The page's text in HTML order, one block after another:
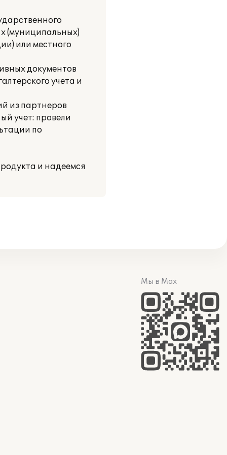
(муниципальных)
или местного
документов
учета и
из партнеров
учет: провели
по
и надеемся
Мы в Max